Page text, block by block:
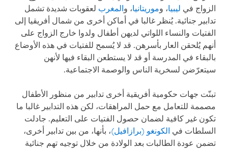
الزواج في ليبيا، وموريتانيا، والمغرب لعقوبات شديدة تشمل
تدابير جنائية. يُنظر غالبا في أماكن أخرى من شمال أفريقيا إلى
الفتيات والنساء اللواتي لديهن أطفال ولدوا خارج الزواج على
أنهم يُلحقن العار بأسرهن. قد لا يُسمح للفتيات في هذه الأوضاع
بالبقاء في المدرسة أو قد لا يستطعن البقاء فيها لأنهن
سيتعرّضن لسخرية الناس والوصمة الاجتماعية.
تبنّت جهات حكومية أفريقية أخرى تدابير من منظور الأطفال
مصممة للتعامل مع حمل المراهقات، لكن هذه التدابير غالبا ما
تكون غير كافية لضمان حصول الفتيات على التعليم. جادلت
السلطات في الكونغو (برازافيل)، بأنها، من بين تدابير أخرى،
تضمن عودة الطالبات بعد الولادة من خلال توجيه تهم جنائية